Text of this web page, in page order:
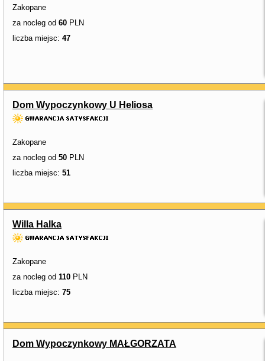
Zakopane
za nocleg od 60 PLN
liczba miejsc: 47
Dom Wypoczynkowy U Heliosa
Zakopane
za nocleg od 50 PLN
liczba miejsc: 51
Willa Halka
Zakopane
za nocleg od 110 PLN
liczba miejsc: 75
Dom Wypoczynkowy MAŁGORZATA